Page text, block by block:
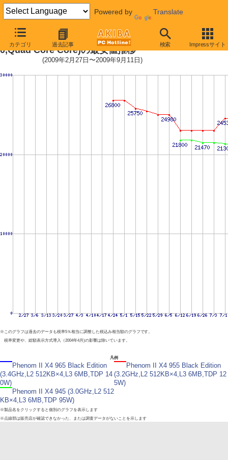
Powered by Translate
カテゴリ 過去記事 検索 Impressサイト
Socket AM3 (HyperTransport 3.
0,Quad Core Core)の最安値推移
(2009年2月27日〜2009年9月11日)
※このグラフは過去のデータも税率5％相当に調整した税込み相当額のグラフです。
税率変更や、総額表示方式導入（2004年4月)の影響は除いています。
凡例
Phenom II X4 965 Black Edition
(3.4GHz,L2 512KB×4,L3 6MB,TDP 14
0W)
Phenom II X4 955 Black Edition
(3.2GHz,L2 512KB×4,L3 6MB,TDP 12
5W)
Phenom II X4 945 (3.0GHz,L2 512
KB×4,L3 6MB,TDP 95W)
※製品名をクリックすると個別のグラフを表示します
※点線部は販売店が確認できなかった、または調査データがないことを示します